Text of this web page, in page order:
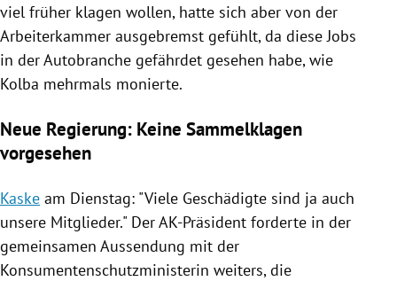
viel früher klagen wollen, hatte sich aber von der
Arbeiterkammer ausgebremst gefühlt, da diese Jobs
in der Autobranche gefährdet gesehen habe, wie
Kolba mehrmals monierte.
Neue Regierung: Keine Sammelklagen
vorgesehen
Kaske am Dienstag: "Viele Geschädigte sind ja auch
unsere Mitglieder." Der AK-Präsident forderte in der
gemeinsamen Aussendung mit der
Konsumentenschutzministerin weiters, die